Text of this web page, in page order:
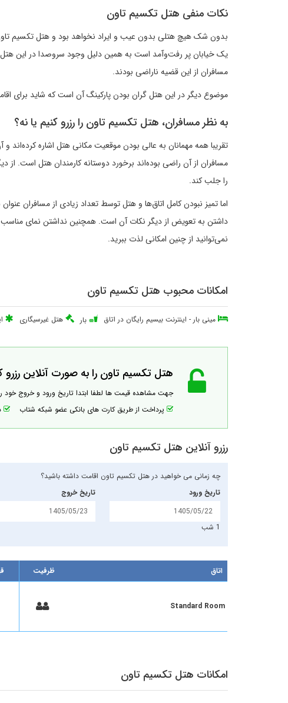
نکات منفی هتل تکسیم تاون
بدون شک هیچ هتلی بدون عیب و ایراد نخواهد بود و هتل تکسیم
یک خیابان پر رفت‌وآمد است به همین دلیل وجود سروصدا در این
مسافران از این قضیه ناراضی بودند.
موضوع دیگر در این هتل گران بودن پارکینگ آن است که شاید برای
به نظر مسافران، هتل تکسیم تاون را رزرو کنیم یا نه؟
تقریبا همه مهمانان به عالی بودن موقعیت مکانی هتل اشاره
مسافران از آن راضی بوده‌اند برخورد دوستانه کارمندان هتل است.
را جلب کند.
اما تمیز نبودن کامل اتاق‌ها و هتل توسط تعداد زیادی از مسافران
داشتن به تعویض از دیگر نکات آن است. همچنین نداشتن نمای
نمی‌توانید از چنین امکانی لذت ببرید.
امکانات محبوب هتل تکسیم تاون
مینی بار - اینترنت بیسیم رایگان در اتاق بار هتل غیرسیگاری
هتل تکسیم تاون را به صورت آنلاین رزرو
جهت مشاهده قیمت ها لطفا ابتدا تاریخ ورود و خروج
پرداخت از طریق کارت های بانکی عضو شبکه شتاب
رزرو آنلاین هتل تکسیم تاون
چه زمانی می خواهید در هتل تکسیم تاون اقامت داشته باشید؟
تاریخ ورود
1 شب
تاریخ خروج
اتاق ظرفیت
Standard Room
امکانات هتل تکسیم تاون